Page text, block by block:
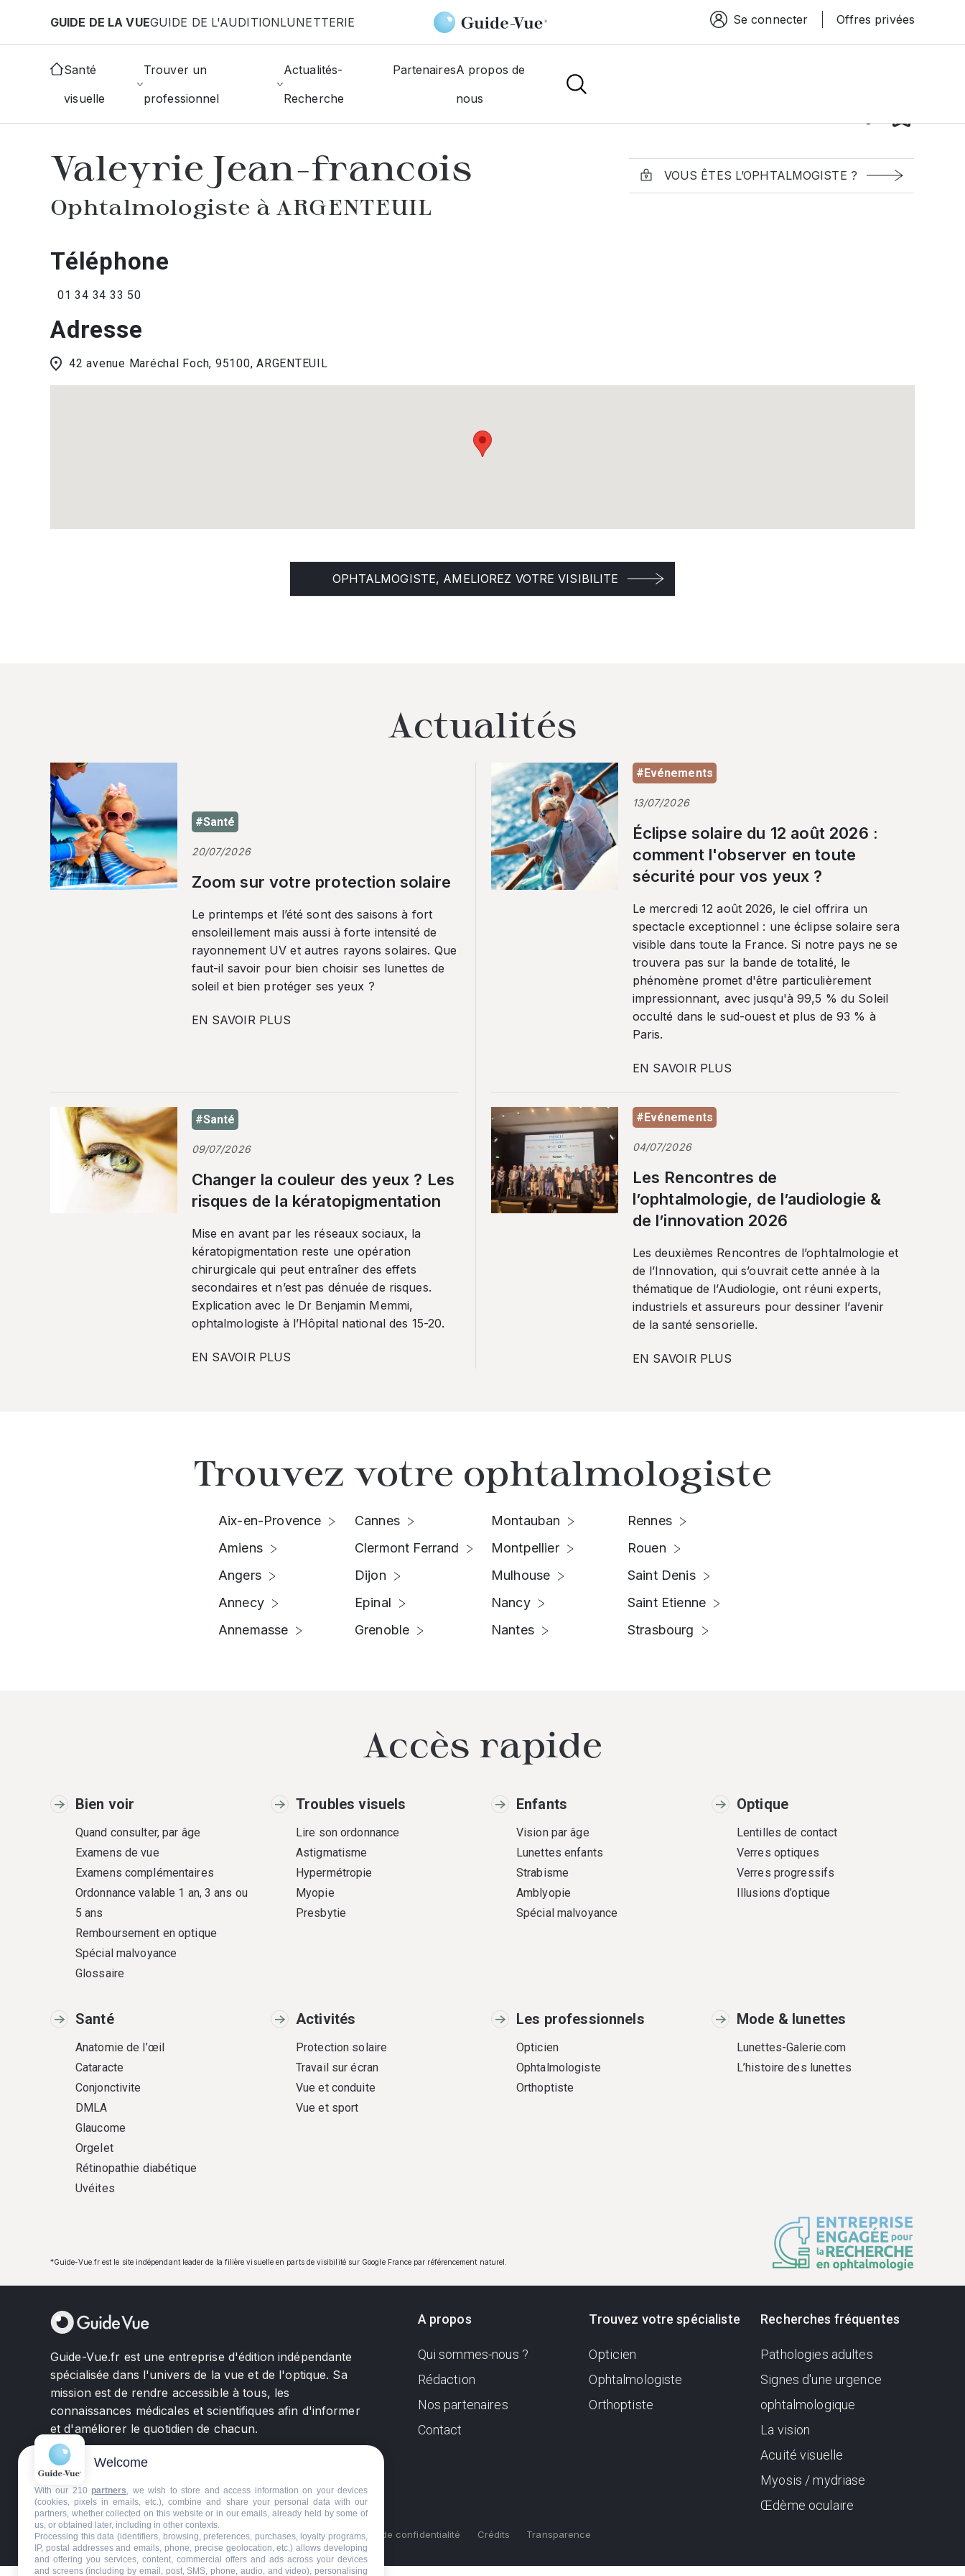
GUIDE DE LA VUEGUIDE DE L'AUDITIONLUNETTERIE Espace connexion
Se connecter Offres privées
Santé
visuelle
Trouver un
professionnel
Actualités-
Recherche
PartenairesA propos de
nous
Accueil Annuaire des ophtalmologistes Argenteuil Valeyrie Jean
Valeyrie Jean-francois
Ophtalmologiste à ARGENTEUIL
VOUS ÊTES L’OPHTALMOGISTE ?
Téléphone
01 34 34 33 50
Adresse
42 avenue Maréchal Foch, 95100, ARGENTEUIL
OPHTALMOGISTE, AMELIOREZ VOTRE VISIBILITE
Actualités
#Santé
20/07/2026
Zoom sur votre protection solaire
Le printemps et l’été sont des saisons à fort
ensoleillement mais aussi à forte intensité de
rayonnement UV et autres rayons solaires. Que
faut-il savoir pour bien choisir ses lunettes de
soleil et bien protéger ses yeux ?
EN SAVOIR PLUS
#Evénements
13/07/2026
Éclipse solaire du 12 août 2026 :
comment l'observer en toute
sécurité pour vos yeux ?
Le mercredi 12 août 2026, le ciel offrira un
spectacle exceptionnel : une éclipse solaire sera
visible dans toute la France. Si notre pays ne se
trouvera pas sur la bande de totalité, le
phénomène promet d'être particulièrement
impressionnant, avec jusqu'à 99,5 % du Soleil
occulté dans le sud-ouest et plus de 93 % à
Paris.
EN SAVOIR PLUS
#Santé
09/07/2026
Changer la couleur des yeux ? Les
risques de la kératopigmentation
Mise en avant par les réseaux sociaux, la
kératopigmentation reste une opération
chirurgicale qui peut entraîner des effets
secondaires et n’est pas dénuée de risques.
Explication avec le Dr Benjamin Memmi,
ophtalmologiste à l’Hôpital national des 15-20.
EN SAVOIR PLUS
#Evénements
04/07/2026
Les Rencontres de
l’ophtalmologie, de l’audiologie &
de l’innovation 2026
Les deuxièmes Rencontres de l’ophtalmologie et
de l’Innovation, qui s’ouvrait cette année à la
thématique de l’Audiologie, ont réuni experts,
industriels et assureurs pour dessiner l’avenir
de la santé sensorielle.
EN SAVOIR PLUS
Trouvez votre ophtalmologiste
Aix-en-Provence
Amiens
Angers
Annecy
Annemasse
Cannes
Clermont Ferrand
Dijon
Epinal
Grenoble
Montauban
Montpellier
Mulhouse
Nancy
Nantes
Rennes
Rouen
Saint Denis
Saint Etienne
Strasbourg
Accès rapide
Bien voir
Quand consulter, par âge
Examens de vue
Examens complémentaires
Ordonnance valable 1 an, 3 ans ou
5 ans
Remboursement en optique
Spécial malvoyance
Glossaire
Troubles visuels
Lire son ordonnance
Astigmatisme
Hypermétropie
Myopie
Presbytie
Enfants
Vision par âge
Lunettes enfants
Strabisme
Amblyopie
Spécial malvoyance
Optique
Lentilles de contact
Verres optiques
Verres progressifs
Illusions d’optique
Santé
Anatomie de l’œil
Cataracte
Conjonctivite
DMLA
Glaucome
Orgelet
Rétinopathie diabétique
Uvéites
Activités
Protection solaire
Travail sur écran
Vue et conduite
Vue et sport
Les professionnels
Opticien
Ophtalmologiste
Orthoptiste
Mode & lunettes
Lunettes-Galerie.com
L’histoire des lunettes
*Guide-Vue.fr est le site indépendant leader de la filière visuelle en parts de visibilité sur Google France par référencement naturel.
Guide-Vue.fr est une entreprise d'édition indépendante
spécialisée dans l'univers de la vue et de l'optique. Sa
mission est de rendre accessible à tous, les
connaissances médicales et scientifiques afin d'informer
et d'améliorer le quotidien de chacun.
A propos
Qui sommes-nous ?
Rédaction
Nos partenaires
Contact
Trouvez votre spécialiste
Opticien
Ophtalmologiste
Orthoptiste
Recherches fréquentes
Pathologies adultes
Signes d'une urgence
ophtalmologique
La vision
Acuité visuelle
Myosis / mydriase
Œdème oculaire
©GuideVue2024 Charte d'utilisation Mentions légales Politique de confidentialité Crédits Transparence
Welcome
With our 210 partners, we wish to store and access information on your devices
(cookies, pixels in emails, etc.), combine and share your personal data with our
partners, whether collected on this website or in our emails, already held by some of
us, or obtained later, including in other contexts.
Processing this data (identifiers, browsing, preferences, purchases, loyalty programs,
IP, postal addresses and emails, phone, precise geolocation, etc.) allows developing
and offering you services, content, commercial offers and ads across your devices
and screens (including by email, post, SMS, phone, audio, and video), personalising